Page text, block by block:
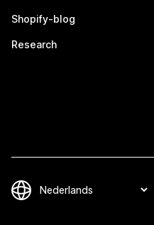
Shopify-blog
Research